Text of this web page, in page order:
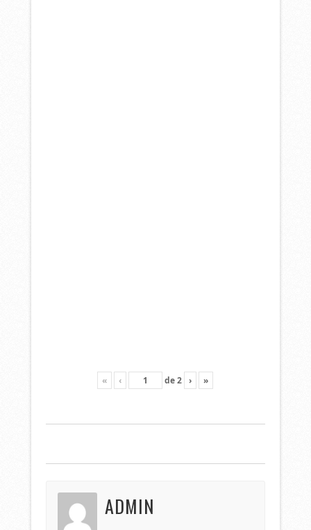
« ‹ de2 › »
ADMIN